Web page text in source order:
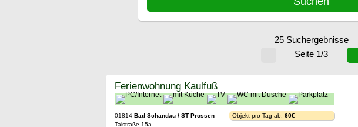
25 Suchergebnisse
Seite 1/3
Ferienwohnung Kaulfuß
01814 Bad Schandau / ST Prossen
Talstraße 15a
Objekt pro Tag ab: 60€